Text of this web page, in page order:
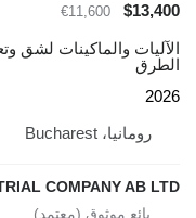
$13,400
€11,600
الآليات والماكينات لشق
الطرق
2026
رومانيا، Bucharest
COMPANY AB LTD